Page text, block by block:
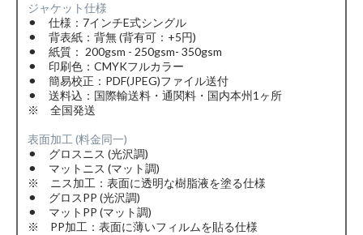
ジャケット仕様
⚫︎ 仕様：7インチE式シングル
⚫︎ 背表紙：背無 (背有可：+5円)
⚫︎ 紙質： 200gsm - 250gsm- 350gsm
⚫︎ 印刷色：CMYKフルカラー
⚫︎ 簡易校正：PDF(JPEG)ファイル送付
⚫︎ 送料込：国際輸送料・通関料・国内本州1ヶ所
※ 全国発送
表面加工 (料金同一)
⚫︎ グロスニス (光沢調)
⚫︎ マットニス (マット調)
※ ニス加工：表面に透明な樹脂液を塗る仕様
⚫︎ グロスPP (光沢調)
⚫︎ マットPP (マット調)
※ PP加工：表面に薄いフィルムを貼る仕様